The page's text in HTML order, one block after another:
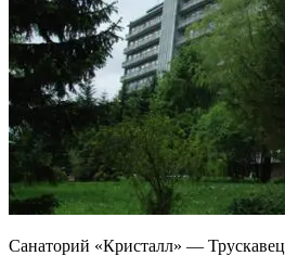
Санаторий «Кристалл» — Трускавец